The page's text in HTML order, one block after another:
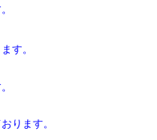
す。
ります。